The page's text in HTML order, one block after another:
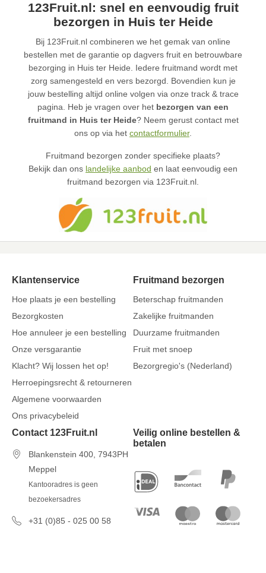
123Fruit.nl: snel en eenvoudig fruit
bezorgen in Huis ter Heide
Bij 123Fruit.nl combineren we het gemak van online
bestellen met de garantie op dagvers fruit en betrouwbare
bezorging in Huis ter Heide. Iedere fruitmand wordt met
zorg samengesteld en vers bezorgd. Bovendien kun je
jouw bestelling altijd online volgen via onze track & trace
pagina. Heb je vragen over het bezorgen van een
fruitmand in Huis ter Heide? Neem gerust contact met
ons op via het contactformulier.
Fruitmand bezorgen zonder specifieke plaats?
Bekijk dan ons landelijke aanbod en laat eenvoudig een
fruitmand bezorgen via 123Fruit.nl.
Klantenservice
Hoe plaats je een bestelling
Bezorgkosten
Hoe annuleer je een bestelling
Onze versgarantie
Klacht? Wij lossen het op!
Herroepingsrecht & retourneren
Algemene voorwaarden
Ons privacybeleid
Fruitmand bezorgen
Beterschap fruitmanden
Zakelijke fruitmanden
Duurzame fruitmanden
Fruit met snoep
Bezorgregio's (Nederland)
Contact 123Fruit.nl
Blankenstein 400, 7943PH
Meppel
Kantooradres is geen
bezoekersadres
+31 (0)85 - 025 00 58
Veilig online bestellen &
betalen